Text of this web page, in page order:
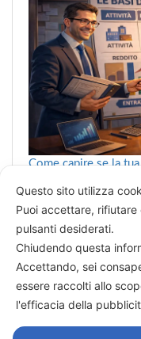
Come capire se la
Categorie
→Decidere è vedere
Questo sito utilizza
Puoi accettare,
pulsanti desiderati.
Chiudendo questa
Accettando, sei
essere raccolti allo
l'efficacia della